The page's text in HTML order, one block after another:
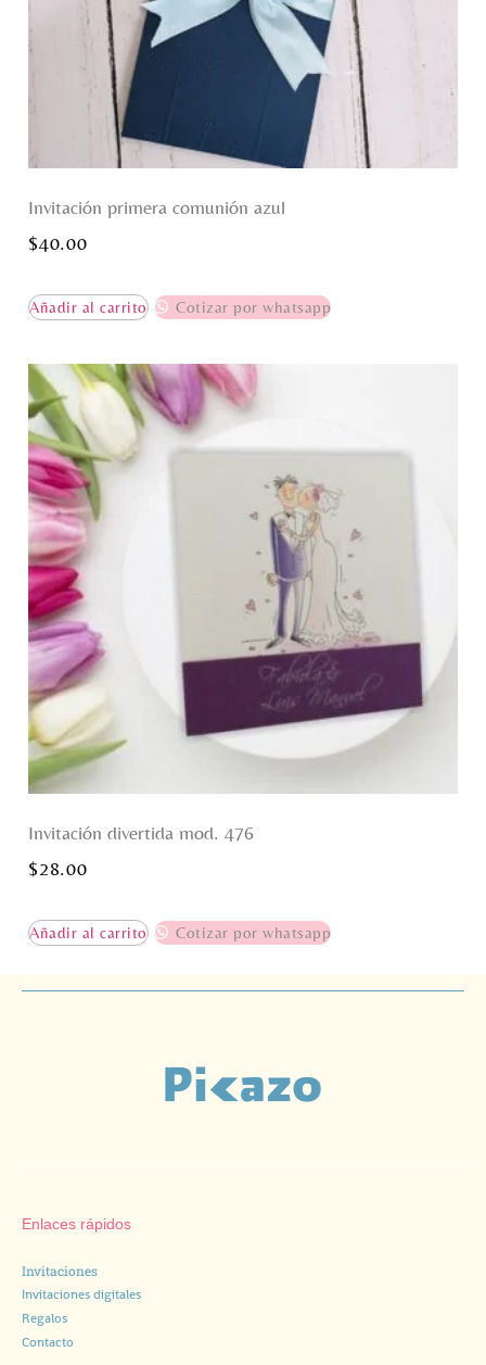
Invitación primera comunión azul
$40.00
Añadir al carrito Cotizar por whatsapp
Invitación divertida mod. 476
$28.00
Añadir al carrito Cotizar por whatsapp
Enlaces rápidos
Invitaciones
Invitaciones digitales
Regalos
Contacto